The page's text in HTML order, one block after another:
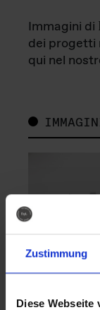
Zustimmung
Diese Webseite
Immagini di
dei progetti
qui nel